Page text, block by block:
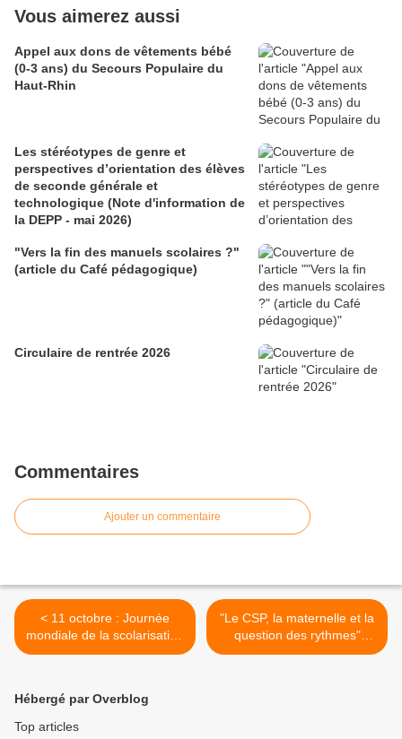
Vous aimerez aussi
Appel aux dons de vêtements bébé
(0-3 ans) du Secours Populaire du
Haut-Rhin
Les stéréotypes de genre et
perspectives d’orientation des élèves
de seconde générale et
technologique (Note d'information de
la DEPP - mai 2026)
"Vers la fin des manuels scolaires ?"
(article du Café pédagogique)
Circulaire de rentrée 2026
Commentaires
Ajouter un commentaire
< 11 octobre : Journée
mondiale de la scolarisation
des filles (Café
"Le CSP, la maternelle et la
question des rythmes"
(Café pédagogique) >
Hébergé par Overblog
Top articles